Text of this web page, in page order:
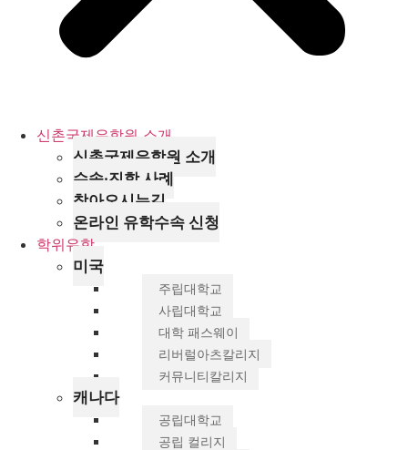
신촌국제유학원 소개
신촌국제유학원 소개
수속·진학 사례
찾아오시는길
온라인 유학수속 신청
학위유학
미국
주립대학교
사립대학교
대학 패스웨이
리버럴아츠칼리지
커뮤니티칼리지
캐나다
공립대학교
공립 컬리지